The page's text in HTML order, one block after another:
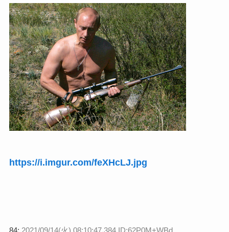
https://i.imgur.com/feXHcLJ.jpg
84: 2021/09/14(火) 08:10:47.384 ID:62P0M+WBd